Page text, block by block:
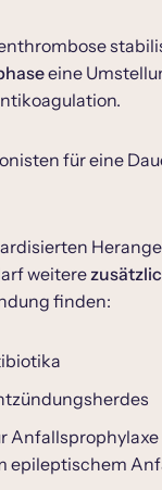
eine
für eine
weitere
finden:
Anfallsprophylaxe
epileptischem